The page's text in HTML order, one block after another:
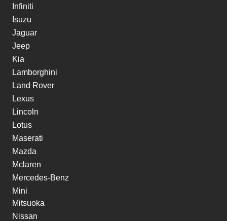
Infiniti
Isuzu
Jaguar
Jeep
Kia
Lamborghini
Land Rover
Lexus
Lincoln
Lotus
Maserati
Mazda
Mclaren
Mercedes-Benz
Mini
Mitsuoka
Nissan